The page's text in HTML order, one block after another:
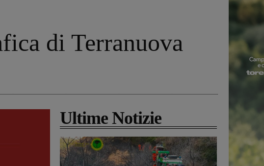
di Terranuova
Ultime Notizie